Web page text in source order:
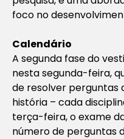
foco no
Calendário
A segunda fase do
nesta segunda-feira,
de resolver perguntas
história – cada
terça-feira, o exame
número de perguntas